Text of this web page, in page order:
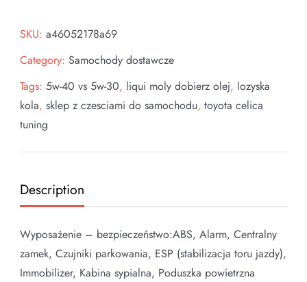
SKU: a46052178a69
Category: Samochody dostawcze
Tags: 5w-40 vs 5w-30, liqui moly dobierz olej, lozyska
kola, sklep z czesciami do samochodu, toyota celica
tuning
Description
Wyposażenie – bezpieczeństwo:ABS, Alarm, Centralny
zamek, Czujniki parkowania, ESP (stabilizacja toru jazdy),
Immobilizer, Kabina sypialna, Poduszka powietrzna